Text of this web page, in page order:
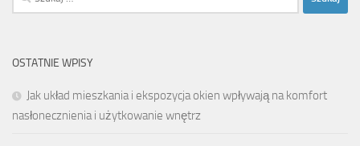
OSTATNIE WPISY
Jak układ mieszkania i ekspozycja okien wpływają na komfort
nasłonecznienia i użytkowanie wnętrz